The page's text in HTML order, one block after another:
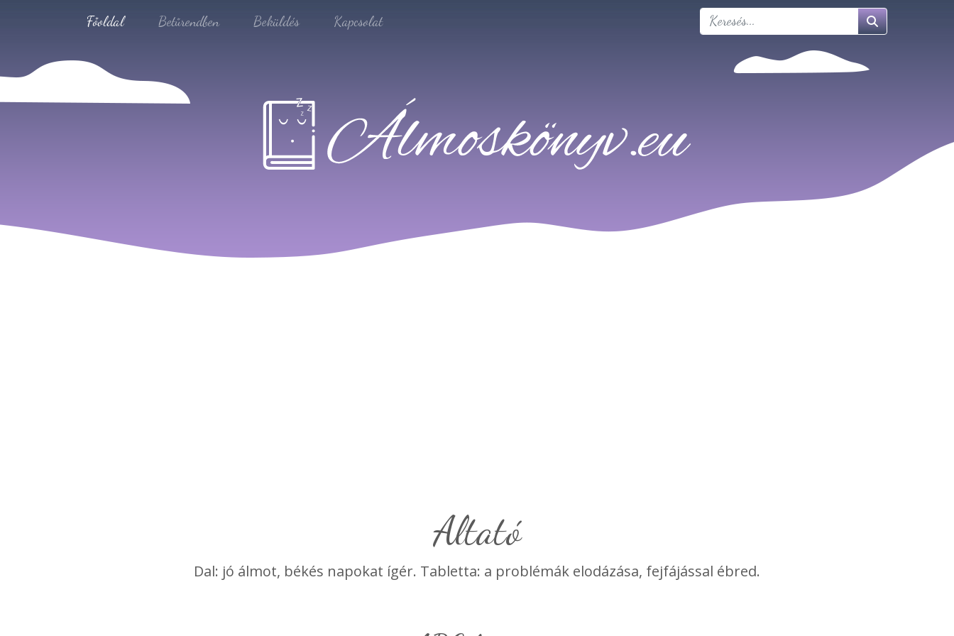
Főoldal Betűrendben Beküldés Kapcsolat
Altató
Dal: jó álmot, békés napokat ígér. Tabletta: a problémák elodázása, fejfájással ébred.